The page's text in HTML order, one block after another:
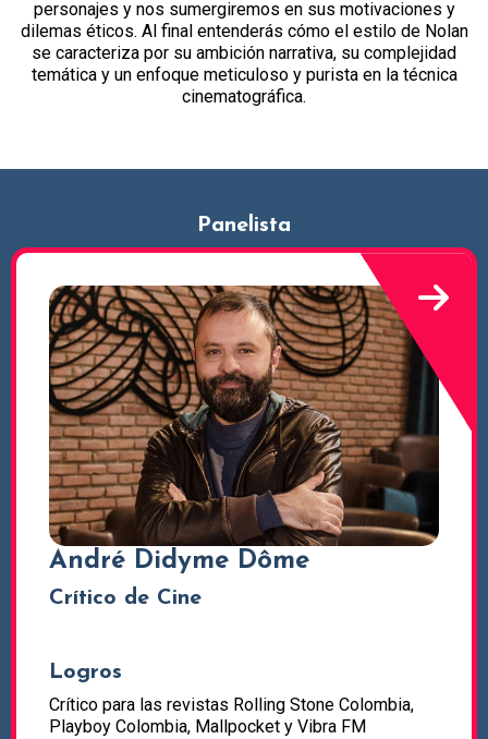
personajes y nos sumergiremos en sus motivaciones y
dilemas éticos. Al final entenderás cómo el estilo de Nolan
se caracteriza por su ambición narrativa, su complejidad
temática y un enfoque meticuloso y purista en la técnica
cinematográfica.
Panelista
André Didyme Dôme
Crítico de Cine
Logros
Crítico para las revistas Rolling Stone Colombia,
Playboy Colombia, Mallpocket y Vibra FM